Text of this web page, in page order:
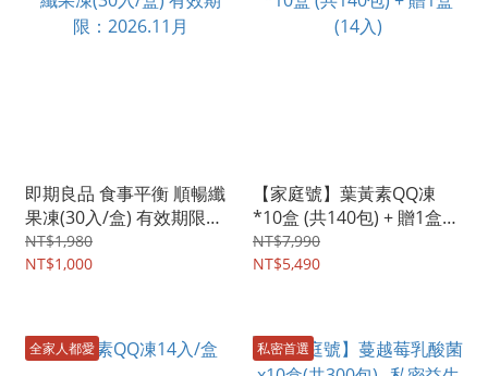
即期良品 食事平衡 順暢纖
果凍(30入/盒) 有效期限：
2026.11月
NT$1,980
NT$1,000
【家庭號】葉黃素QQ凍
*10盒 (共140包) + 贈1盒
(14入)
NT$7,990
NT$5,490
全家人都愛 私密首選